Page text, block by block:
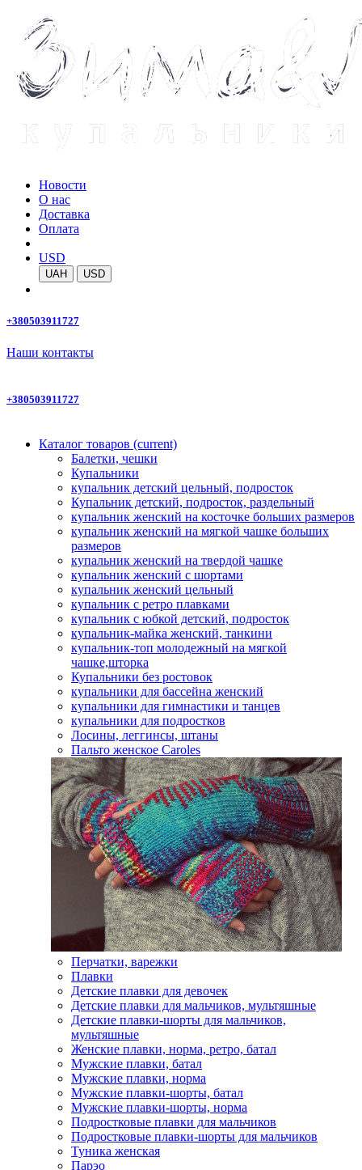
Новости
О нас
Доставка
Оплата
USD
UAH USD
+380503911727
Наши контакты
+380503911727
Каталог товаров (current)
Балетки, чешки
Купальники
купальник детский цельный, подросток
Купальник детский, подросток, раздельный
купальник женский на косточке больших размеров
купальник женский на мягкой чашке больших
размеров
купальник женский на твердой чашке
купальник женский с шортами
купальник женский цельный
купальник с ретро плавками
купальник с юбкой детский, подросток
купальник-майка женский, танкини
купальник-топ молодежный на мягкой
чашке,шторка
Купальники без ростовок
купальники для бассейна женский
купальники для гимнастики и танцев
купальники для подростков
Лосины, леггинсы, штаны
Пальто женское Caroles
Перчатки, варежки
Плавки
Детские плавки для девочек
Детские плавки для мальчиков, мультяшные
Детские плавки-шорты для мальчиков,
мультяшные
Женские плавки, норма, ретро, батал
Мужские плавки, батал
Мужские плавки, норма
Мужские плавки-шорты, батал
Мужские плавки-шорты, норма
Подростковые плавки для мальчиков
Подростковые плавки-шорты для мальчиков
Туникa женская
Парэо